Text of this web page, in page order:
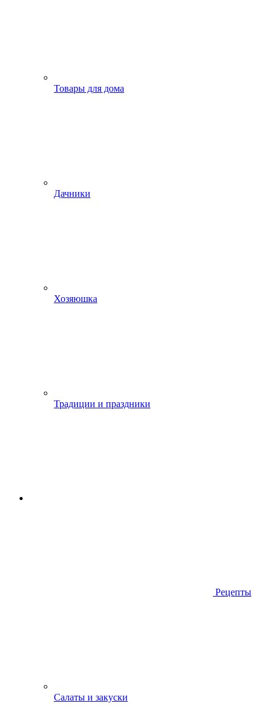
Товары для дома
Дачники
Хозяюшка
Традиции и праздники
Рецепты
Салаты и закуски